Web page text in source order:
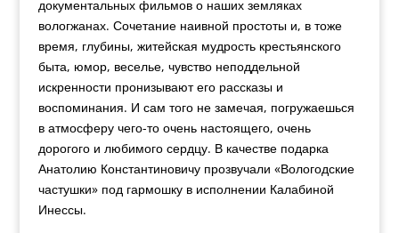
документальных фильмов о наших земляках
вологжанах. Сочетание наивной простоты и, в тоже
время, глубины, житейская мудрость крестьянского
быта, юмор, веселье, чувство неподдельной
искренности пронизывают его рассказы и
воспоминания. И сам того не замечая, погружаешься
в атмосферу чего-то очень настоящего, очень
дорогого и любимого сердцу. В качестве подарка
Анатолию Константиновичу прозвучали «Вологодские
частушки» под гармошку в исполнении Калабиной
Инессы.